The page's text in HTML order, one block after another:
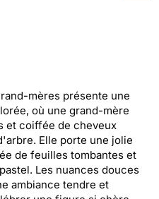
mères présente une
où une grand-mère
et coiffée de cheveux
Elle porte une jolie
de feuilles tombantes et
Les nuances douces
ambiance tendre et